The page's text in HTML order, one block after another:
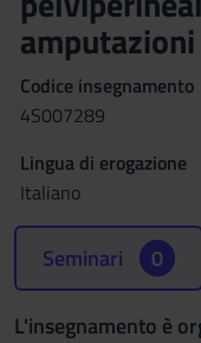
Codice insegnamento
4S007289
Lingua di erogazione
Italiano
Seminari 0
L'insegnamento è